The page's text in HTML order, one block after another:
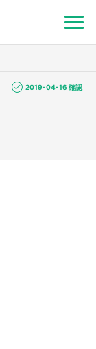
2019-04-16 確認